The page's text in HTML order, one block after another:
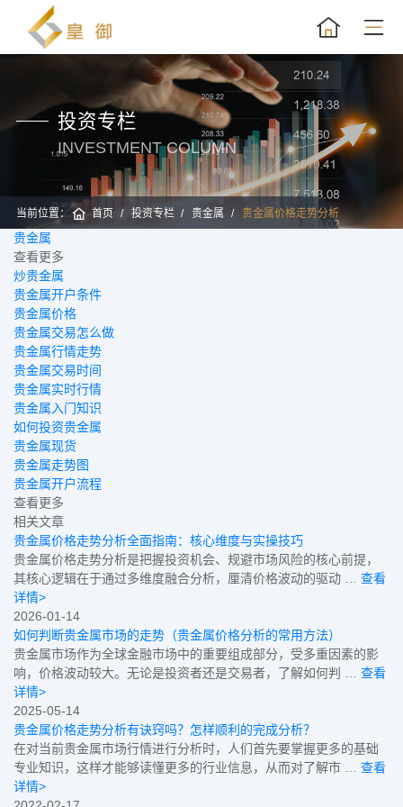
投资专栏
INVESTMENT COLUMN
当前位置： 首页 投资专栏 贵金属 贵金属价格走势分析
贵金属
查看更多
炒贵金属
贵金属开户条件
贵金属价格
贵金属交易怎么做
贵金属行情走势
贵金属交易时间
贵金属实时行情
贵金属入门知识
如何投资贵金属
贵金属现货
贵金属走势图
贵金属开户流程
查看更多
相关文章
贵金属价格走势分析全面指南：核心维度与实操技巧
贵金属价格走势分析是把握投资机会、规避市场风险的核心前提，
其核心逻辑在于通过多维度融合分析，厘清价格波动的驱动 … 查看
详情>
2026-01-14
如何判断贵金属市场的走势（贵金属价格分析的常用方法）
贵金属市场作为全球金融市场中的重要组成部分，受多重因素的影
响，价格波动较大。无论是投资者还是交易者，了解如何判 … 查看
详情>
2025-05-14
贵金属价格走势分析有诀窍吗？怎样顺利的完成分析？
在对当前贵金属市场行情进行分析时，人们首先要掌握更多的基础
专业知识，这样才能够读懂更多的行业信息，从而对了解市 … 查看
详情>